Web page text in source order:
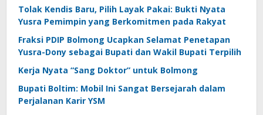
Tolak Kendis Baru, Pilih Layak Pakai: Bukti Nyata
Yusra Pemimpin yang Berkomitmen pada Rakyat
Fraksi PDIP Bolmong Ucapkan Selamat Penetapan
Yusra-Dony sebagai Bupati dan Wakil Bupati Terpilih
Kerja Nyata “Sang Doktor” untuk Bolmong
Bupati Boltim: Mobil Ini Sangat Bersejarah dalam
Perjalanan Karir YSM